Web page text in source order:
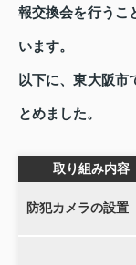
報交換会を行うこ
います。
以下に、東大阪市
とめました。
取り組み内容
防犯カメラの設置